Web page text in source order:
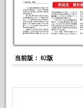
当前版： 02版